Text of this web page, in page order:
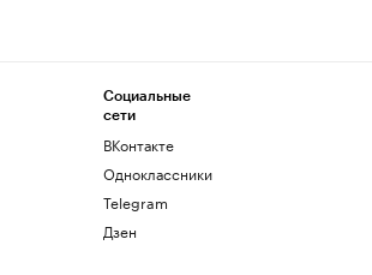
Социальные
сети
ВКонтакте
Одноклассники
Telegram
Дзен